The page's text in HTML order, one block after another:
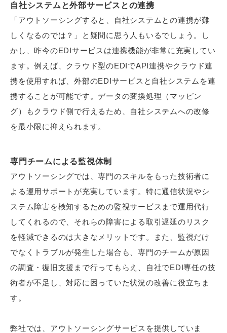
自社システムと外部サービスとの連携
「アウトソーシングすると、自社システムとの連携が難
しくなるのでは？」と疑問に思う人もいるでしょう。し
かし、昨今のEDIサービスは連携機能が非常に充実してい
ます。例えば、クラウド型のEDIでAPI連携やクラウド連
携を使用すれば、外部のEDIサービスと自社システムを連
携することが可能です。データの変換処理（マッピン
グ）もクラウド側で行えるため、自社システムへの改修
を最小限に抑えられます。
専門チームによる監視体制
アウトソーシングでは、専門のスキルをもった技術者に
よる運用サポートが充実しています。特に通信状況やシ
ステム障害を検知するための監視サービスまで運用代行
してくれるので、それらの障害による取引遅延のリスク
を軽減できるのは大きなメリットです。また、監視だけ
でなくトラブルが発生した場合も、専門のチームが原因
の調査・復旧支援まで行ってもらえ、自社でEDI専任の技
術者が不足し、対応に困っていた状況の改善に役立ちま
す。
弊社では、アウトソーシングサービスを提供していま